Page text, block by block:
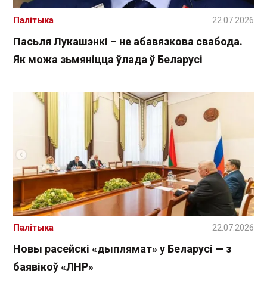
Пасьля Лукашэнкі – не абавязкова свабода.
Як можа зьмяніцца ўлада ў Беларусі
Палітыка 22.07.2026
Новы расейскі «дыплямат» у Беларусі — з
баявікоў «ЛНР»
Палітыка 22.07.2026